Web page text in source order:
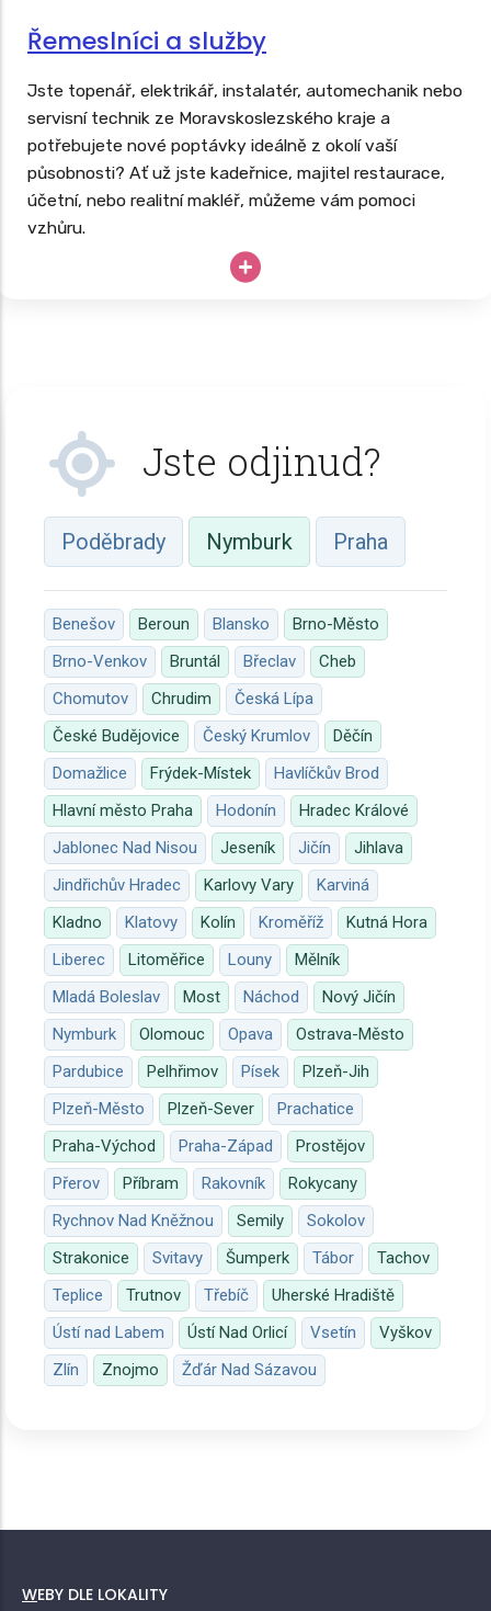
Řemeslníci a služby
Jste topenář, elektrikář, instalatér, automechanik nebo
servisní technik ze Moravskoslezského kraje a
potřebujete nové poptávky ideálně z okolí vaší
působnosti? Ať už jste kadeřnice, majitel restaurace,
účetní, nebo realitní makléř, můžeme vám pomoci
vzhůru.
Transparentnost vás odliší od konkurence a pečlivě
Jste odjinud?
Poděbrady Nymburk Praha
Benešov Beroun Blansko
Brno-Město
Brno-Venkov
Bruntál Břeclav
Cheb
Chomutov
Chrudim
Česká Lípa
České Budějovice
Český Krumlov
Děčín
Domažlice
Frýdek-Místek
Havlíčkův Brod
Hlavní město Praha
Hodonín
Hradec Králové
Jablonec Nad Nisou
Jeseník Jičín
Jihlava
Jindřichův Hradec
Karlovy Vary
Karviná
Kladno
Klatovy Kolín Kroměříž
Kutná Hora
Liberec
Litoměřice Louny
Mělník
Mladá Boleslav
Most Náchod
Nový Jičín
Nymburk
Olomouc Opava
Ostrava-Město
Pardubice
Pelhřimov Písek
Plzeň-Jih
Plzeň-Město
Plzeň-Sever
Prachatice
Praha-Východ
Praha-Západ
Prostějov
Přerov
Příbram Rakovník
Rokycany
Rychnov Nad Kněžnou
Semily
Sokolov
Strakonice
Svitavy Šumperk Tábor
Tachov
Teplice
Trutnov Třebíč
Uherské Hradiště
Ústí nad Labem
Ústí Nad Orlicí Vsetín
Vyškov
Zlín
Znojmo Žďár Nad Sázavou
WEBY DLE LOKALITY